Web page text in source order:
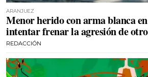
ARANJUEZ
Menor herido con arma blanca
intentar frenar la agresión de
REDACCIÓN